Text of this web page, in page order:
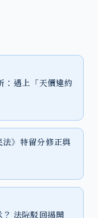
：遇上「天價違約
》特留分修正與
法院駁回揭開